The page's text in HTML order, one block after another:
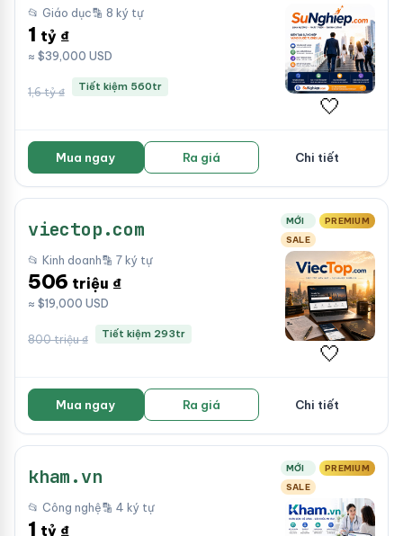
📂 Giáo dục🔡 8 ký tự
1 tỷ ₫
≈ $39,000 USD
1,6 tỷ ₫ Tiết kiệm 560tr
🤍
Mua ngay Ra giá Chi tiết
viectop.com MỚI
PREMIUM
SALE
📂 Kinh doanh🔡 7 ký tự
506 triệu ₫
≈ $19,000 USD
800 triệu ₫ Tiết kiệm 293tr
🤍
Mua ngay Ra giá Chi tiết
kham.vn MỚI
PREMIUM
SALE
📂 Công nghệ🔡 4 ký tự
1 tỷ ₫